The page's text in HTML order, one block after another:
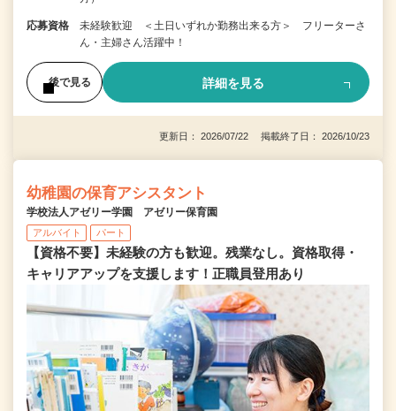
応募資格
未経験歓迎 ＜土日いずれか勤務出来る方＞ フリーターさ
ん・主婦さん活躍中！
後で見る 詳細を見る
更新日： 2026/07/22 掲載終了日： 2026/10/23
幼稚園の保育アシスタント
学校法人アゼリー学園 アゼリー保育園
アルバイト パート
【資格不要】未経験の方も歓迎。残業なし。資格取得・
キャリアアップを支援します！正職員登用あり